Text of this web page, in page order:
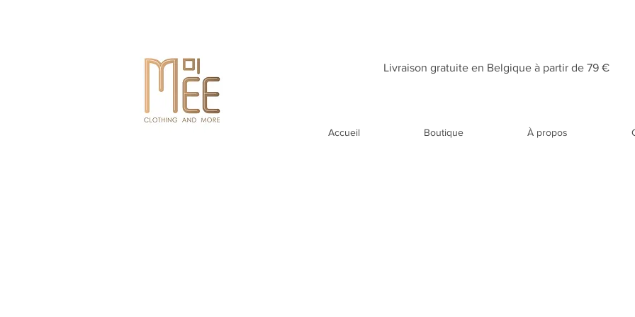
Livraison gratuite en Belgique à partir de 79 €​
Accueil Boutique À propos